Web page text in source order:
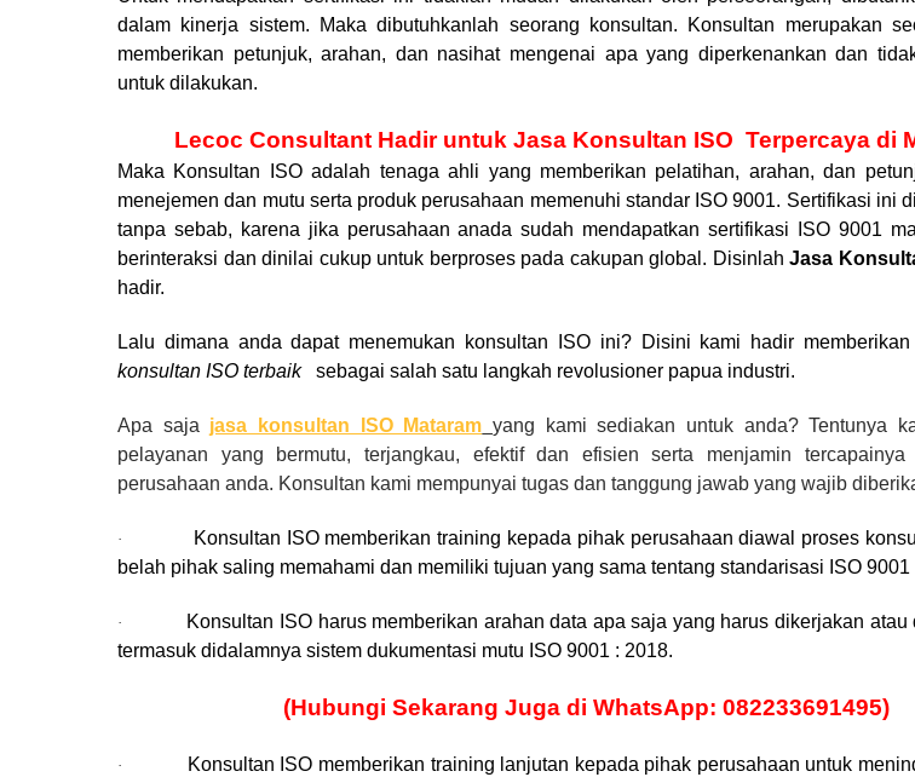
dalam kinerja sistem. Maka dibutuhkanlah seorang konsultan. Konsultan merupakan
memberikan petunjuk, arahan, dan nasihat mengenai apa yang diperkenankan dan
untuk dilakukan.
Lecoc Consultant Hadir untuk Jasa Konsultan ISO Terpercaya di
Maka Konsultan ISO adalah tenaga ahli yang memberikan pelatihan, arahan, dan
menejemen dan mutu serta produk perusahaan memenuhi standar ISO 9001. Sertifikasi ini
tanpa sebab, karena jika perusahaan anada sudah mendapatkan sertifikasi ISO 9001
berinteraksi dan dinilai cukup untuk berproses pada cakupan global. DisinlahJasa
hadir.
Lalu dimana anda dapat menemukan konsultan ISO ini? Disini kami hadir memberikan
konsultan ISO terbaik
sebagai salah satu langkah revolusioner papua industri.
Apa saja jasa konsultan ISO Mataram yang kami sediakan untuk anda? Tentunya
pelayanan yang bermutu, terjangkau, efektif dan efisien serta menjamin
perusahaan anda. Konsultan kami mempunyai tugas dan tanggung jawab yang wajib
·
Konsultan ISO memberikan training kepada pihak perusahaan diawal proses
belah pihak saling memahami dan memiliki tujuan yang sama tentang standarisasi ISO 9001
·
Konsultan ISO harus memberikan arahan data apa saja yang harus dikerjakan atau
termasuk didalamnya sistem dukumentasi mutu ISO 9001 : 2018.
(Hubungi Sekarang Juga diWhatsApp: 082233691495)
·
Konsultan ISO memberikan training lanjutan kepada pihak perusahaan untuk